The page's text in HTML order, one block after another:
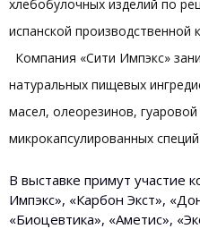
хлебобулочных изделий по
испанской производственной
Компания «Сити Импэкс»
натуральных пищевых
масел, олеорезинов,
микрокапсулированных
В выставке примут участие
Импэкс», «Карбон Экст»,
«Биоцевтика», «Аметис»,